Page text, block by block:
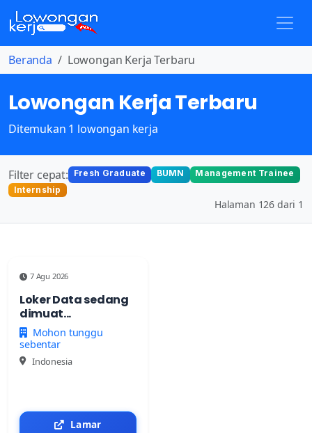
Beranda Lowongan Kerja Terbaru
Lowongan Kerja Terbaru
Ditemukan 1 lowongan kerja
Filter cepat: Fresh Graduate BUMN
Management Trainee
Internship
Halaman 126 dari 1
7 Agu 2026
Loker Data sedang
dimuat...
Mohon tunggu
sebentar
Indonesia
Lamar